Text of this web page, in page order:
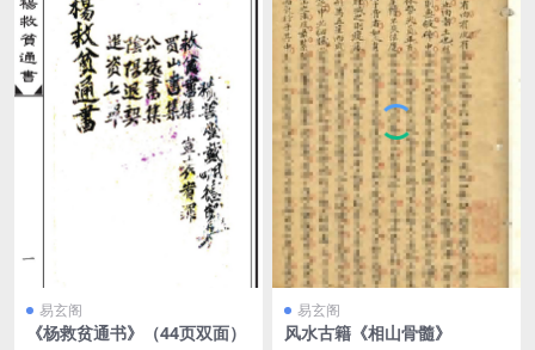
易玄阁
《杨救贫通书》（44页双面）
易玄阁
风水古籍《相山骨髓》